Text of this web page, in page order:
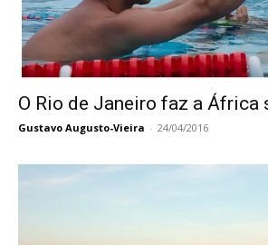
O Rio de Janeiro faz a África
Gustavo Augusto-Vieira - 24/04/2016